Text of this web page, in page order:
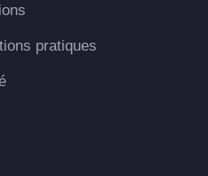
pratiques